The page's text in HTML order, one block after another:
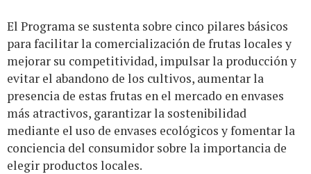
El Programa se sustenta sobre cinco pilares básicos
para facilitar la comercialización de frutas locales y
mejorar su competitividad, impulsar la producción y
evitar el abandono de los cultivos, aumentar la
presencia de estas frutas en el mercado en envases
más atractivos, garantizar la sostenibilidad
mediante el uso de envases ecológicos y fomentar la
conciencia del consumidor sobre la importancia de
elegir productos locales.